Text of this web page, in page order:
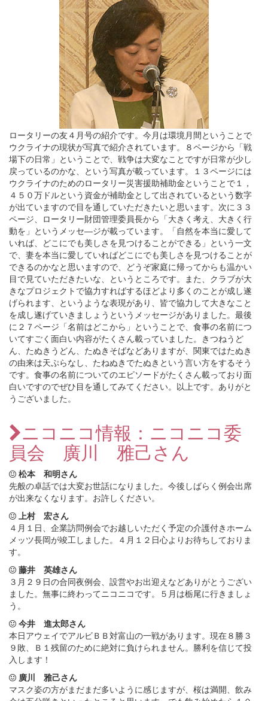
ロータリーの友４月号の紹介です。今月は環境月間ということで
ウクライナの現状が写真で紹介されています。８ページから「戦
場下の日常」ということで、戦争は大変なことですが日常が少し
戻っているのかな、という写真が載っています。１３ページには
ウクライナのためのロータリー災害援助補助金ということで１，
４５０万ドルという資金が補助金として出されているという数字
が出ていますので目を通していただきたいと思います。次に３３
ページ、ロータリー財団管理委員長から「大きく考え、大きく行
動を」というメッセ―ジが載っています。「自然を本当に愛して
いれば、どこにでも美しさを見つけることができる」という一文
で、妻を本当に愛していればどこにでも美しさを見つけることが
できるのかなと思いますので、どうぞ家庭に帰ってからも温かい
目で見ていただきたいな、というところです。また、クラブが大
きなプロジェクトで協力すればするほどより多くのことが成し遂
げられます、というような表現があり、皆で協力して大きなこと
を成し遂げていきましょうというメッセージがありました。最後
に２７ページ「名前はどこから」ということで、食事の名前につ
いてすごく面白い内容がたくさん載っていました。きつねうど
ん、たぬきうどん、たぬきそばなどありますが、関東ではたぬき
の由来は天ぷらなし、たねぬきでたぬきという言い方をするそう
です。食事の名前についてのエピソードがたくさん載っており面
白いですのでぜひ目を通してみてください。以上です。ありがと
うございました。
ニコニコ情報：ニコニコ委
員会 廣川 雅己さん
松本 和明さん
先般の卓話では大変お世話になりました。今後しばらく例会出席
が出来なくなります。お許しください。
上村 宏さん
４月１日、企業訪問例会でお越しいただく予定の介護付きホーム
メッツ長岡が竣工しました。４月１２日心よりお待ちしておりま
す。
藤井 英雄さん
３月２９日の合同夜例会、設営やお出迎えなどありがとうござい
ました。無事に終わってニコニコです。５月は栃尾に行きましょ
う。
今井 進太郎さん
本日アウェイでアルビＢＢ対富山の一戦があります。現在８勝３
９敗、Ｂ１残留のために絶対に負けられません。勝利を信じて投
入します！
廣川 雅己さん
マスク姿の方がまだまだ多いように感じますが、桜は満開、飲み